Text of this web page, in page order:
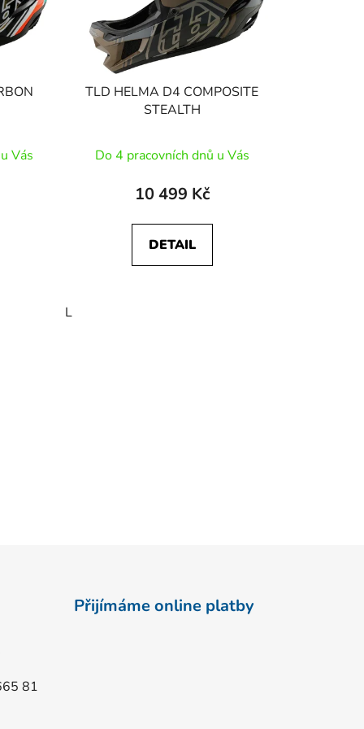
Vás
TLD HELMA D4 COMPOSITE
STEALTH
Do 4 pracovních dnů u Vás
10 499 Kč
DETAIL
L
81
Přijímáme online platby